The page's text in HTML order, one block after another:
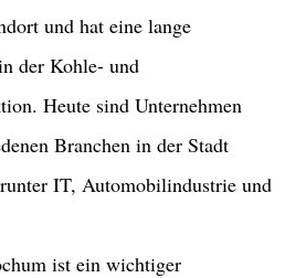
und hat eine lange
der Kohle- und
Heute sind Unternehmen
Branchen in der Stadt
IT, Automobilindustrie und
ist ein wichtiger